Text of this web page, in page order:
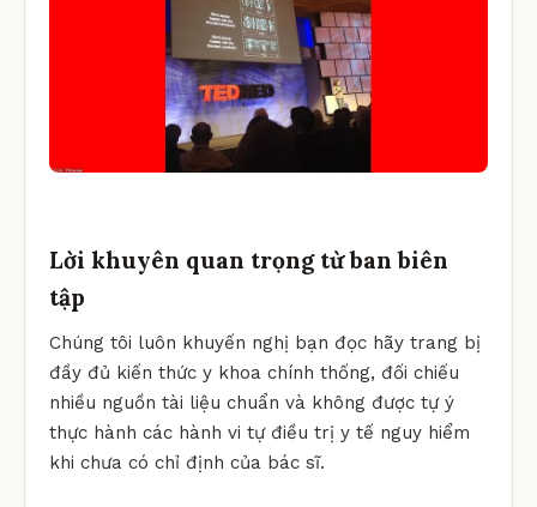
Lời khuyên quan trọng từ ban biên
tập
Chúng tôi luôn khuyến nghị bạn đọc hãy trang bị
đầy đủ kiến thức y khoa chính thống, đối chiếu
nhiều nguồn tài liệu chuẩn và không được tự ý
thực hành các hành vi tự điều trị y tế nguy hiểm
khi chưa có chỉ định của bác sĩ.